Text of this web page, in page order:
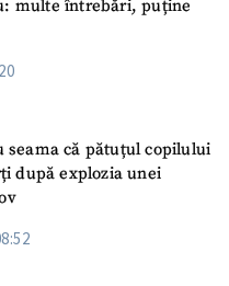
multe întrebări, puține
seama că pătuțul copilului
după explozia unei